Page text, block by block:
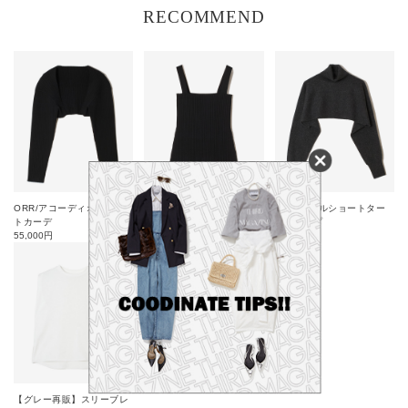
かごに追加
RECOMMEND
ORR/アコーディオンニッ
トカーデ
55,000円
ORR/アコーディオンニッ
トトップ
40,700
ORR/ウールショートター
トルトップ
72,600
円
【グレー再販】スリーブレ